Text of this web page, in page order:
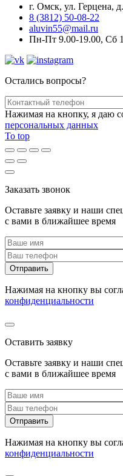
г. Омск, ул. Герцена,
8 (3812) 50-08-22
aluvin55@mail.ru
Пн-Пт 9.00-19.00, Сб
Остались вопросы?
Нажимая на кнопку, я даю
персональных данных
To top
Заказать звонок
Оставьте заявку и наши
с вами в ближайшее время
Нажимая на кнопку вы
конфиденциальности
Оставить заявку
Оставьте заявку и наши
с вами в ближайшее время
Нажимая на кнопку вы
конфиденциальности